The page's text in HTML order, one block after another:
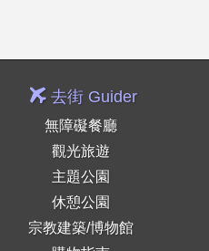
去街 Guider
無障礙餐廳
觀光旅遊
主題公園
休憩公園
宗教建築/博物館